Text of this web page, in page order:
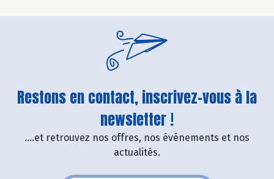
Restons en contact, inscrivez-vous à la
newsletter !
....et retrouvez nos offres, nos événements et nos
actualités.